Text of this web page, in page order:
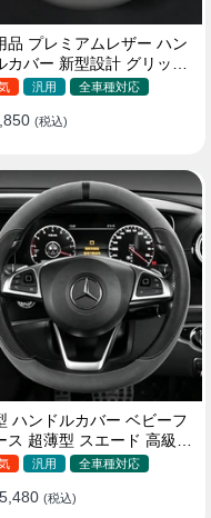
品 プレミアムレザー ハン
カバー 新型設計 グリップ
上 取付簡単 滑り止め 36〜
汎用 全車種対応
(税込)
ンドルカバー ベビーフ
超薄型 スエード 高級感
汎用 3色展開 38CM
汎用 全車種対応
(税込)